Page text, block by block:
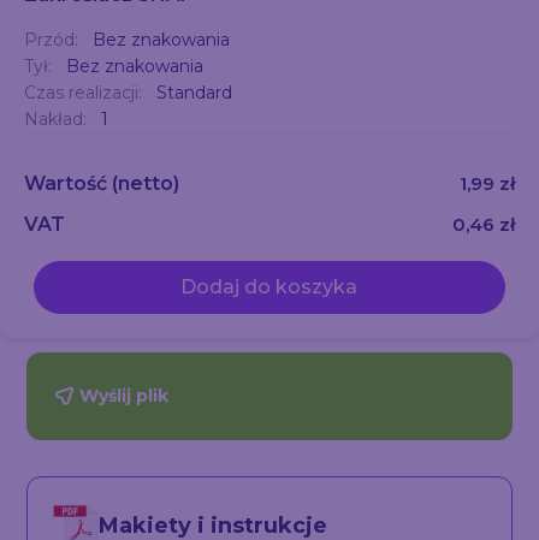
Przód:
Bez znakowania
Tył:
Bez znakowania
Czas realizacji:
Standard
Nakład:
1
Wartość (netto)
1,99 zł
VAT
0,46 zł
Dodaj do koszyka
Wyślij plik
Makiety i instrukcje